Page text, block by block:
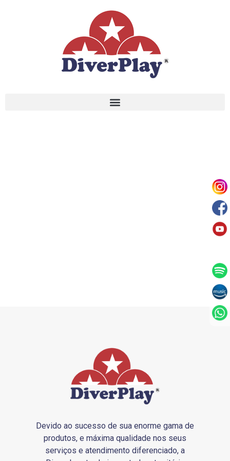
Devido ao sucesso de sua enorme gama de
produtos, e máxima qualidade nos seus
serviços e atendimento diferenciado, a